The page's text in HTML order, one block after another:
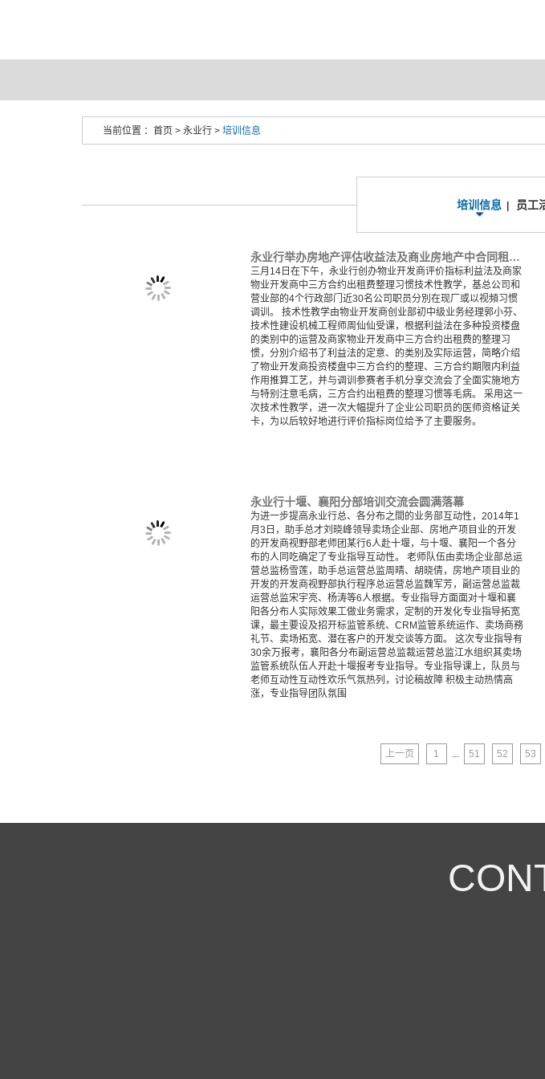
当前位置 ： 首页 > 永业行 > 培训信息
培训信息 员工
永业行举办房地产评估收益法及商业房地产中合同租金处理方式培训
三月14日在下午，永业行创办物业开发商评价指标利益法及商家
物业开发商中三方合约出租费整理习惯技术性教学，基总公司和
营业部的4个行政部门近30名公司职员分別在现厂或以视頻习惯
调训。 技术性教学由物业开发商创业部初中级业务经理郭小芬、
技术性建设机械工程师周仙仙受课，根据利益法在多种投资楼盘
的类别中的运营及商家物业开发商中三方合约出租费的整理习
惯，分別介绍书了利益法的定意、的类别及实际运营，简略介绍
了物业开发商投资楼盘中三方合约的整理、三方合约期限内利益
作用推算工艺，并与调训参赛者手机分享交流会了全面实施地方
与特别注意毛病，三方合约出租费的整理习惯等毛病。 采用这一
次技术性教学，进一次大幅提升了企业公司职员的医师资格证关
卡，为以后较好地进行评价指标岗位给予了主要服务。
永业行十堰、襄阳分部培训交流会圆满落幕
为进一步提高永业行总、各分布之間的业务部互动性，2014年1
月3日，助手总才刘晓峰领导卖场企业部、房地产项目业的开发
的开发商视野部老师团某行6人赴十堰，与十堰、襄阳一个各分
布的人同吃确定了专业指导互动性。 老师队伍由卖场企业部总运
营总监杨雪莲，助手总运营总监周晴、胡晓倩，房地产项目业的
开发的开发商视野部执行程序总运营总监魏军芳，副运营总监裁
运营总监宋宇亮、杨涛等6人根据。专业指导方面面对十堰和襄
阳各分布人实际效果工做业务需求，定制的开发化专业指导拓宽
课，最主要设及招开标监管系统、CRM监管系统运作、卖场商務
礼节、卖场拓宽、潜在客户的开发交谈等方面。 这次专业指导有
30余万报考，襄阳各分布副运营总监裁运营总监江水组织其卖场
监管系统队伍人开赴十堰报考专业指导。专业指导课上，队员与
老师互动性互动性欢乐气氛热列，讨论稿故障 积极主动热情高
涨，专业指导团队氛围
上一页 1 ... 51 52 53